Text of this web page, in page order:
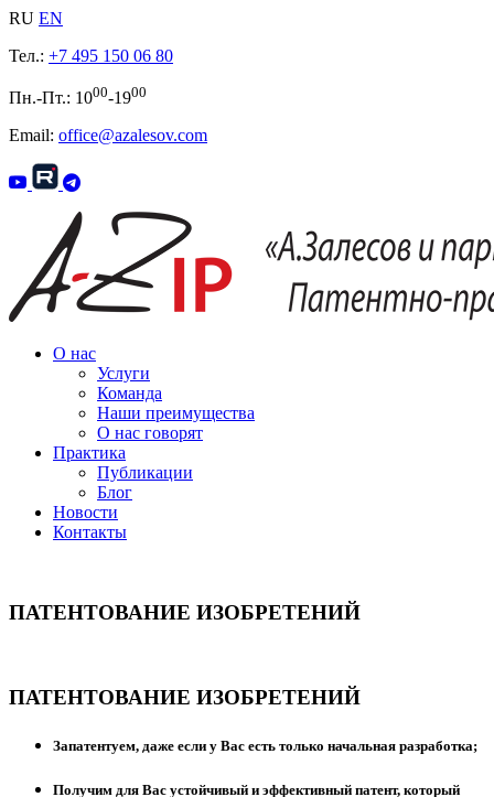
RU EN
Тел.: +7 495 150 06 80
Пн.-Пт.: 1000-1900
Email: office@azalesov.com
О нас
Услуги
Команда
Наши преимущества
О нас говорят
Практика
Публикации
Блог
Новости
Контакты
ПАТЕНТОВАНИЕ ИЗОБРЕТЕНИЙ
ПАТЕНТОВАНИЕ ИЗОБРЕТЕНИЙ
Запатентуем, даже если у Вас есть только начальная разработка;
Получим для Вас устойчивый и эффективный патент, который